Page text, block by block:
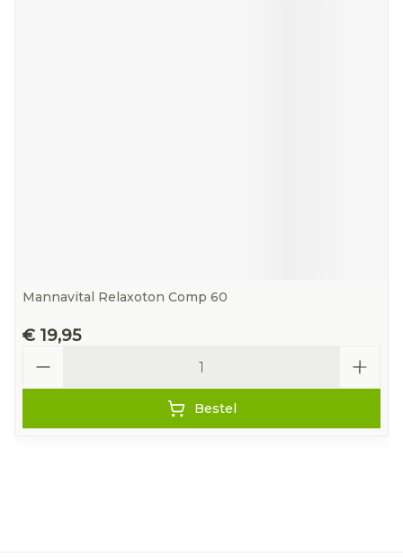
Mannavital Relaxoton Comp 60
€ 19,95
Bestel